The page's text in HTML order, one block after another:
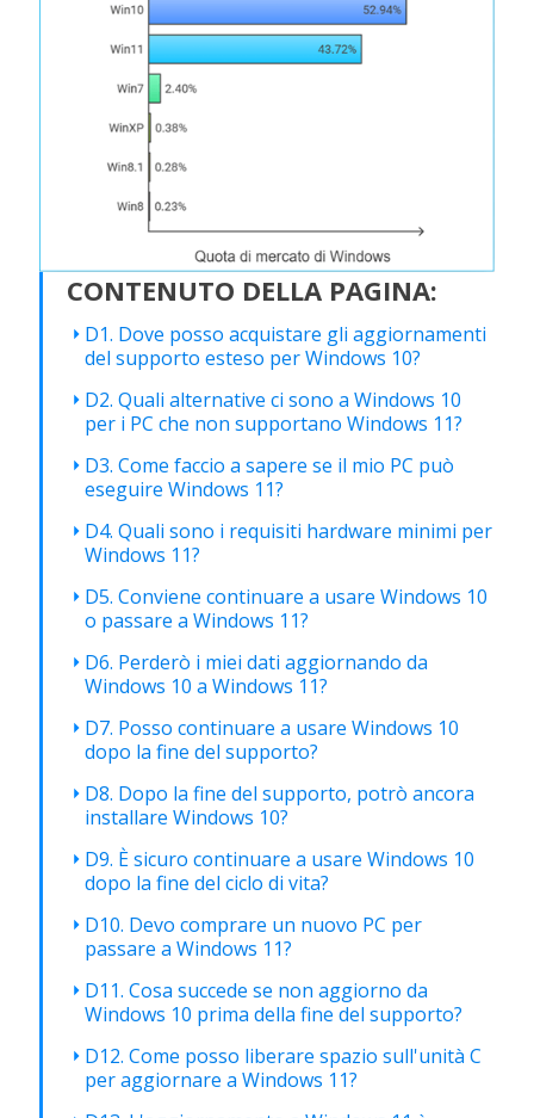
CONTENUTO DELLA PAGINA:
D1. Dove posso acquistare gli aggiornamenti
del supporto esteso per Windows 10?
D2. Quali alternative ci sono a Windows 10
per i PC che non supportano Windows 11?
D3. Come faccio a sapere se il mio PC può
eseguire Windows 11?
D4. Quali sono i requisiti hardware minimi per
Windows 11?
D5. Conviene continuare a usare Windows 10
o passare a Windows 11?
D6. Perderò i miei dati aggiornando da
Windows 10 a Windows 11?
D7. Posso continuare a usare Windows 10
dopo la fine del supporto?
D8. Dopo la fine del supporto, potrò ancora
installare Windows 10?
D9. È sicuro continuare a usare Windows 10
dopo la fine del ciclo di vita?
D10. Devo comprare un nuovo PC per
passare a Windows 11?
D11. Cosa succede se non aggiorno da
Windows 10 prima della fine del supporto?
D12. Come posso liberare spazio sull'unità C
per aggiornare a Windows 11?